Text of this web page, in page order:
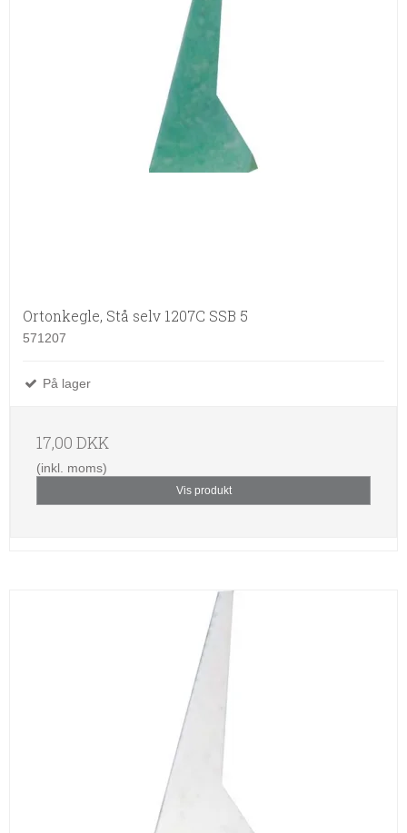
Ortonkegle, Stå selv 1207C SSB 5
571207
På lager
17,00 DKK
(inkl. moms)
Vis produkt